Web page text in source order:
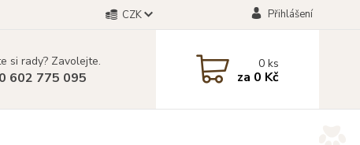
CZK Přihlášení
si rady? Zavolejte.
602 775 095
0ks
za 0 Kč